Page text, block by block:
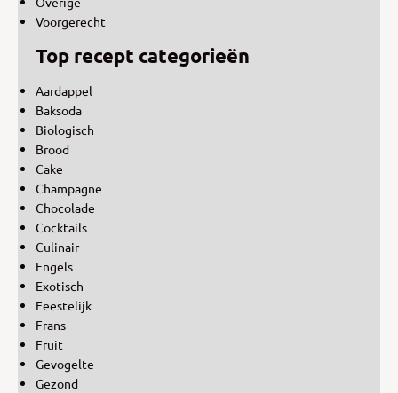
Voorgerecht
Top recept categorieën
Aardappel
Baksoda
Biologisch
Brood
Cake
Champagne
Chocolade
Cocktails
Culinair
Engels
Exotisch
Feestelijk
Frans
Fruit
Gevogelte
Gezond